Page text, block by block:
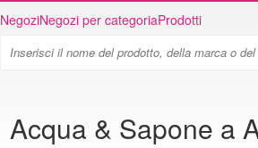
NegoziNegozi per categoriaProdotti
Acqua & Sapone a